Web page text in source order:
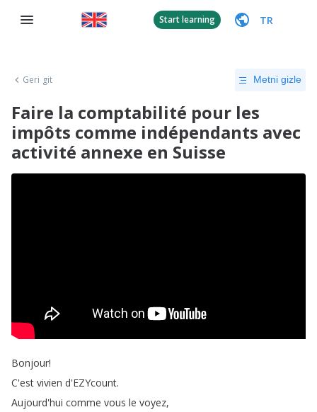
Start learning TR
Geri git Metni gizle
Faire la comptabilité pour les
impôts comme indépendants avec
activité annexe en Suisse
Bonjour!
C'est vivien d'EZYcount.
Aujourd'hui comme vous le voyez,